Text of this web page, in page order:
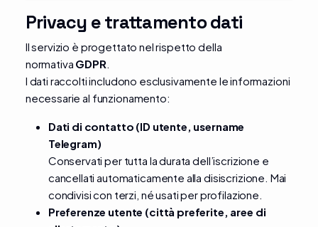
Privacy e trattamento dati
Il servizio è progettato nel rispetto della
normativa GDPR.
I dati raccolti includono esclusivamente le informazioni
necessarie al funzionamento:
Dati di contatto (ID utente, username
Telegram)
Conservati per tutta la durata dell’iscrizione e
cancellati automaticamente alla disiscrizione. Mai
condivisi con terzi, né usati per profilazione.
Preferenze utente (città preferite, aree di